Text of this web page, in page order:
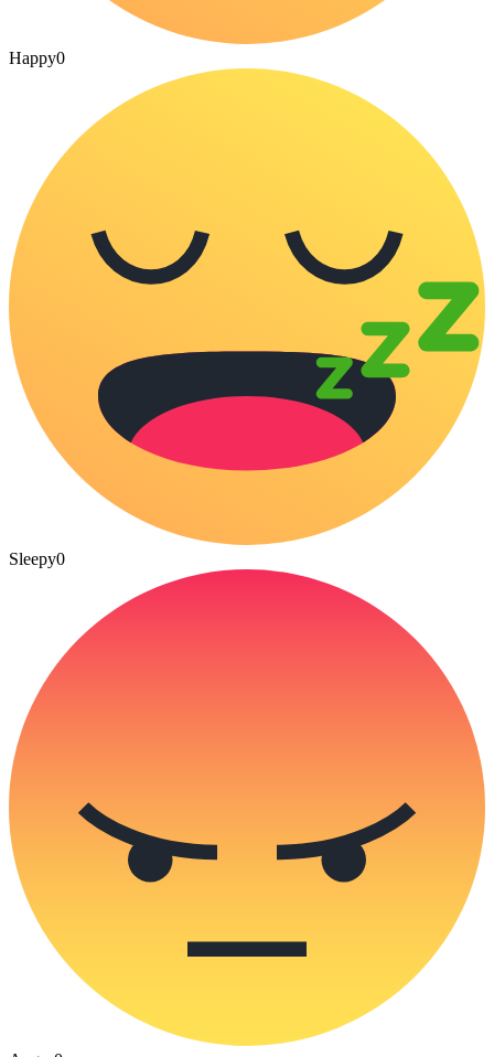
Happy0
Sleepy0